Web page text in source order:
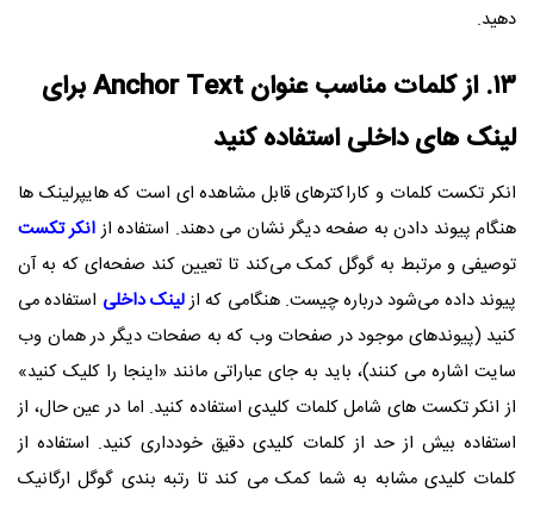
دهید.
۱۳. از کلمات مناسب عنوان Anchor Textبرای
لینک های داخلی استفاده کنید
انکر تکست کلمات و کاراکترهای قابل مشاهده ای است که هایپرلینک ها
هنگام پیوند دادن به صفحه دیگر نشان می دهند. استفاده از انکر تکست
توصیفی و مرتبط به گوگل کمک می‌کند تا تعیین کند صفحه‌ای که به آن
پیوند داده می‌شود درباره چیست. هنگامی که ازلینک داخلی استفاده می
کنید (پیوندهای موجود در صفحات وب که به صفحات دیگر در همان وب
سایت اشاره می کنند)، باید به جای عباراتی مانند «اینجا را کلیک کنید»
از انکر تکست های شامل کلمات کلیدی استفاده کنید. اما در عین حال، از
استفاده بیش از حد از کلمات کلیدی دقیق خودداری کنید. استفاده از
کلمات کلیدی مشابه به شما کمک می کند تا رتبه بندی گوگل ارگانیک